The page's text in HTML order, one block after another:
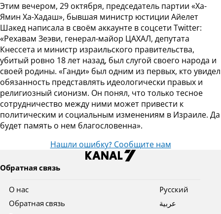
Этим вечером, 29 октября, председатель партии «Ха-
Ямин Ха-Хадаш», бывшая министр юстиции Айелет
Шакед написала в своём аккаунте в соцсети Twitter:
«Рехавам Зеэви, генерал-майор ЦАХАЛ, депутата
Кнессета и министр израильского правительства,
убитый ровно 18 лет назад, был слугой своего народа и
своей родины. «Ганди» был одним из первых, кто увидел
обязанность представлять идеологически правых и
религиозный сионизм. Он понял, что только тесное
сотрудничество между ними может привести к
политическим и социальным изменениям в Израиле. Да
будет память о нем благословенна».
Нашли ошибку? Сообщите нам
Обратная связь
О нас
Обратная связь
Pусский
عربية